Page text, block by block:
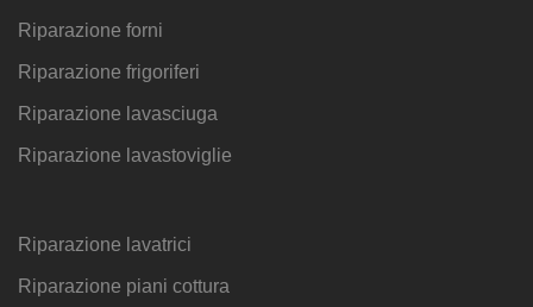
Riparazione forni
Riparazione frigoriferi
Riparazione lavasciuga
Riparazione lavastoviglie
Riparazione lavatrici
Riparazione piani cottura